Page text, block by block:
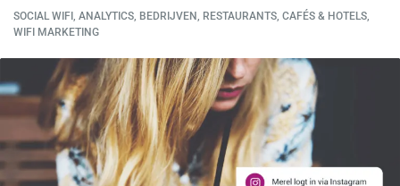
SOCIAL WIFI, ANALYTICS, BEDRIJVEN, RESTAURANTS, CAFÉS & HOTELS,
WIFI MARKETING